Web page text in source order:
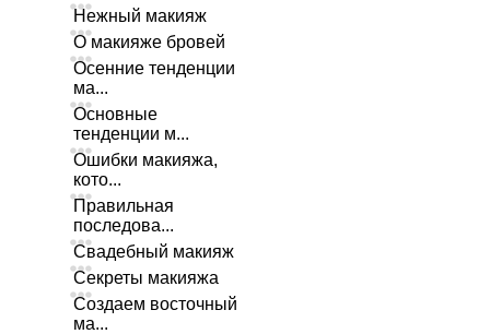
Нежный макияж
О макияже бровей
Осенние тенденции
ма...
Основные
тенденции м...
Ошибки макияжа,
кото...
Правильная
последова...
Свадебный макияж
Секреты макияжа
Создаем восточный
ма...